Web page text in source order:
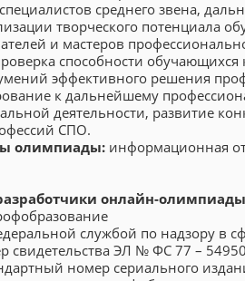
среднего звена,
творческого потенциала
и мастеров
способности
эффективного решения
к дальнейшему
деятельности, развитие
СПО.
олимпиады: информационная
онлайн-олимпиады
службой по надзору в
свидетельства ЭЛ № ФС 77 –
номер сериального